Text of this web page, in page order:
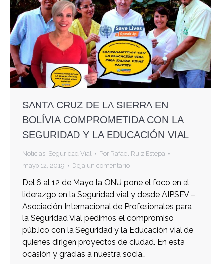
SANTA CRUZ DE LA SIERRA EN
BOLÍVIA COMPROMETIDA CON LA
SEGURIDAD Y LA EDUCACIÓN VIAL
Noticias, Seguridad Vial Por Rafael Ruiz Estepa
mayo 12, 2019
Deja un comentario
Del 6 al 12 de Mayo la ONU pone el foco en el
liderazgo en la Seguridad vial y desde AIPSEV –
Asociación Internacional de Profesionales para
la Seguridad Vial pedimos el compromiso
público con la Seguridad y la Educación vial de
quienes dirigen proyectos de ciudad. En esta
ocasión y gracias a nuestra socia…